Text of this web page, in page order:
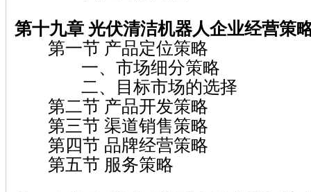
第十九章 光伏清洁机器人企业经营策
第一节 产品定位策略
一、市场细分策略
二、目标市场的选择
第二节 产品开发策略
第三节 渠道销售策略
第四节 品牌经营策略
第五节 服务策略